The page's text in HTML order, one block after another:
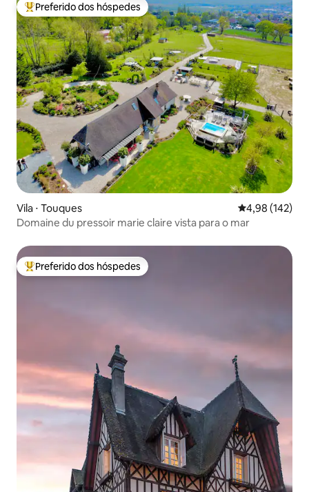
Entre os melhores preferidos dos hóspedes
Preferido dos hóspedes
Vila ⋅ Touques 4,98 de uma
4,98 (142)
Domaine du pressoir marie claire vista para o mar
Entre os melhores preferidos dos hóspedes
Preferido dos hóspedes